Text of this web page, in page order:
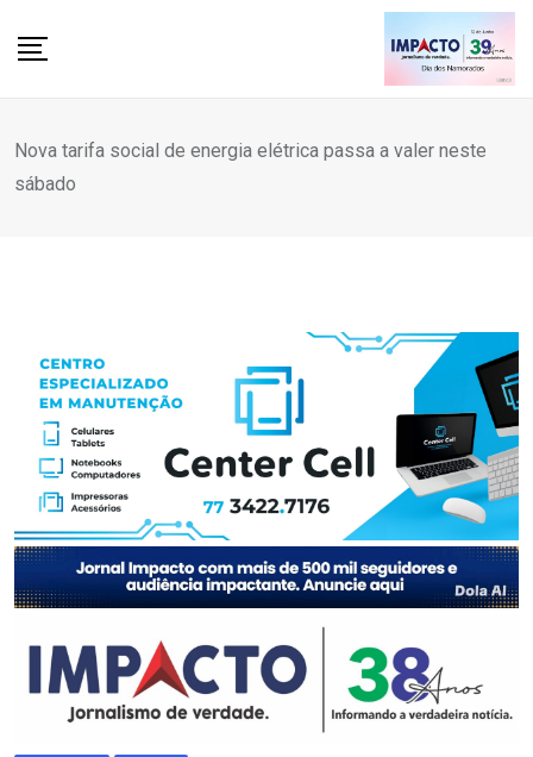
Nova tarifa social de energia elétrica passa a valer neste
sábado